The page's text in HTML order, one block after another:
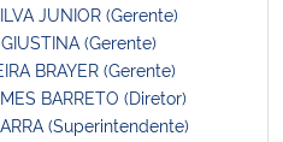
JUNIOR (Gerente)
(Gerente)
BRAYER (Gerente)
BARRETO (Diretor)
(Superintendente)